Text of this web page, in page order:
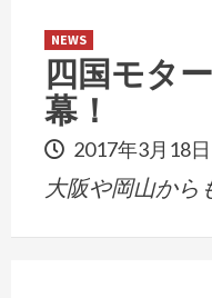
NEWS
四国モタ
幕！
2017年3月18日
大阪や岡山から